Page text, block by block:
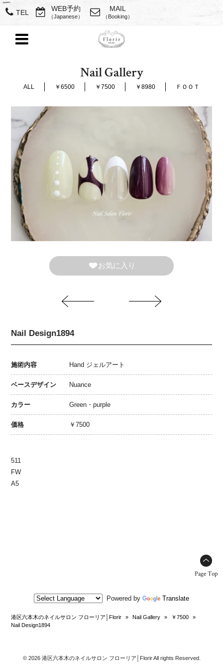
TEL WEB予約
（Japanese）
MAIL
（Booking）
Nail Gallery
ALL ￥6500 ￥7500 ￥8980 ＦＯＯＴ
お気に入り
Nail Design1894
施術内容 Hand ジェルアート
ベースデザイン Nuance
カラー Green・purple
価格 ￥7500
511
FW
A5
Page Top
Powered by Translate
港区六本木のネイルサロン フローリア│Florir » Nail Gallery » ￥7500
»
Nail Design1894
© 2026 港区六本木のネイルサロン フローリア│Florir All rights Reserved.